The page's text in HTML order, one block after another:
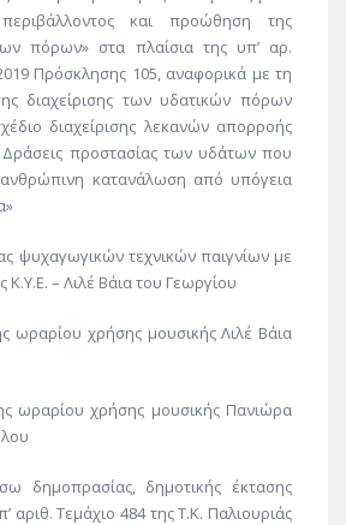
και προώθηση της
πόρων» στα πλαίσια της υπ’ αρ.
Πρόσκλησης 105, αναφορικά με τη
διαχείρισης των υδατικών πόρων
διαχείρισης λεκανών απορροής
Δράσεις προστασίας των υδάτων που
ανθρώπινη κατανάλωση από υπόγεια
ψυχαγωγικών τεχνικών παιγνίων με
Κ.Υ.Ε. – Λιλέ Βάια του Γεωργίου
ωραρίου χρήσης μουσικής Λιλέ Βάια
ωραρίου χρήσης μουσικής Πανιώρα
δημοπρασίας, δημοτικής έκτασης
αριθ. Τεμάχιο 484 της Τ.Κ. Παλιουριάς